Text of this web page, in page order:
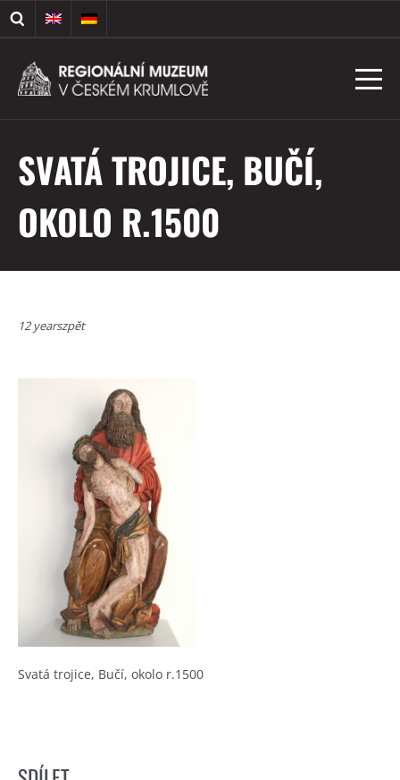
SVATÁ TROJICE, BUČÍ,
OKOLO R.1500
12 yearszpět
Svatá trojice, Bučí, okolo r.1500